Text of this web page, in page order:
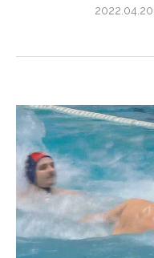
2022.04.20.